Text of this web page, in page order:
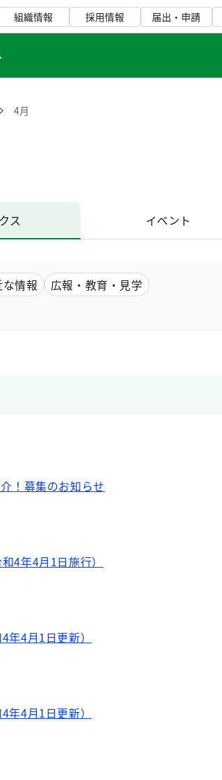
組織情報 採用情報 届出・申請
4月
ス イベント
情報
広報・教育・見学
！募集のお知らせ
4年4月1日施行）
年4月1日更新）
年4月1日更新）